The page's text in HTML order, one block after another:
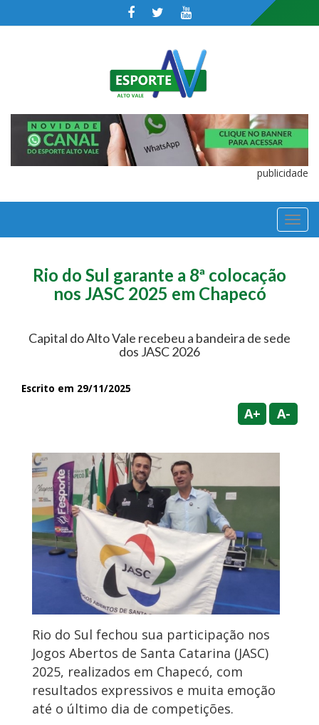
publicidade
Rio do Sul garante a 8ª colocação
nos JASC 2025 em Chapecó
Capital do Alto Vale recebeu a bandeira de sede
dos JASC 2026
Escrito em 29/11/2025
A+ A-
Rio do Sul fechou sua participação nos
Jogos Abertos de Santa Catarina (JASC)
2025, realizados em Chapecó, com
resultados expressivos e muita emoção
até o último dia de competições.